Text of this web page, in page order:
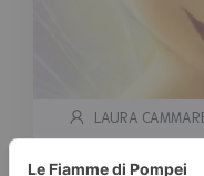
LAURA